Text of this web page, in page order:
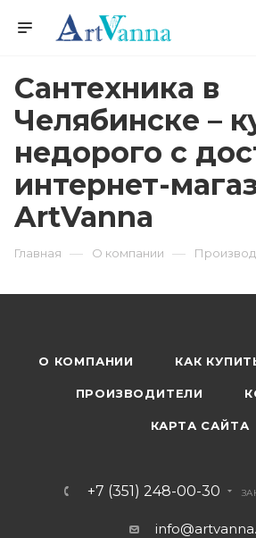
Сантехника в
Челябинске –
недорого с
интернет-
ArtVanna
Главная — О компании —
О КОМПАНИИ КАК
ПРОИЗВОДИТЕЛИ
КАРТА САЙТА
+7 (351) 248-00-30